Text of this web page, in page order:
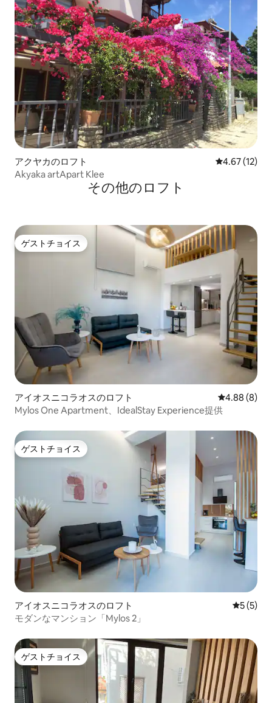
アクヤカのロフト レビュー12
4.67 (12)
Akyaka artApart Klee
その他のロフト
ゲストチョイス
ゲストチョイス
アイオスニコラオスのロフト レビュー8件
4.88 (8)
Mylos One Apartment、IdealStay Experience提供
ゲストチョイス
ゲストチョイス
アイオスニコラオスのロフト レビュー
5 (5)
モダンなマンション「Mylos 2」
ゲストチョイス
ゲストチョイス